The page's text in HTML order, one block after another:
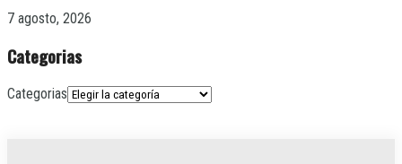
7 agosto, 2026
Categorias
Categorias